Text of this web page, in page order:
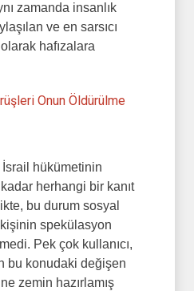
zamanda insanlık
ve en sarsıcı
hafızalara
Onun Öldürülme
İsrail hükümetinin
herhangi bir kanıt
bu durum sosyal
spekülasyon
Pek çok kullanıcı,
bu konudaki değişen
zemin hazırlamış